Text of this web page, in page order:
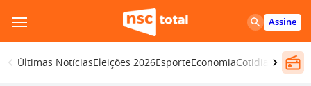
para
o
conteúdo
Assine
Últimas NotíciasEleições 2026EsporteEconomiaCotidiano